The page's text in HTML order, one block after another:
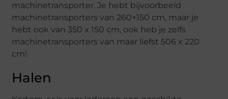
machinetransporter. Je hebt bijvoorbeeld
machinetransporters van 260×150 cm, maar je
hebt ook van 350 x 150 cm, ook heb je zelfs
machinetransporters van maar liefst 506 x 220
cm!
Halen